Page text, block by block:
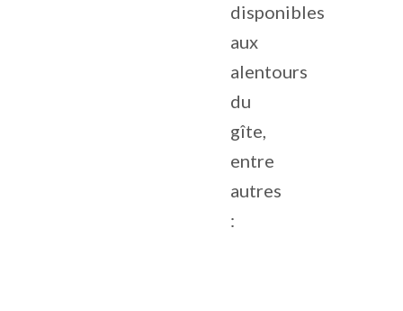
disponibles
aux
alentours
du
gîte,
entre
autres
: